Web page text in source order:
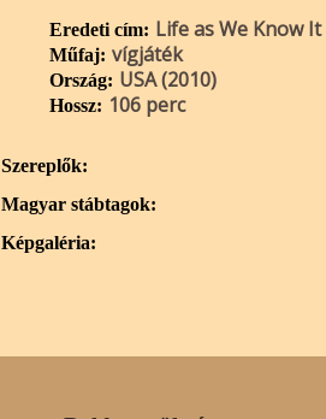
Eredeti cím: Life as We Know It
Műfaj: vígjáték
Ország: USA (2010)
Hossz: 106 perc
Szereplők:
Magyar stábtagok:
Képgaléria: